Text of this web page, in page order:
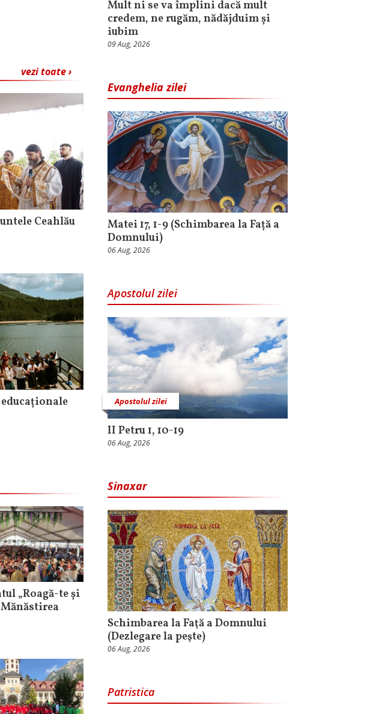
vezi toate ›
Ceahlău
educaționale
„Roagă-te și
Mult ni se va împlini dacă mult
credem, ne rugăm, nădăjduim și
iubim
09 Aug, 2026
Evanghelia zilei
Matei 17, 1-9 (Schimbarea la Față a
Domnului)
06 Aug, 2026
Apostolul zilei
Apostolul zilei
II Petru 1, 10-19
06 Aug, 2026
Sinaxar
Schimbarea la Faţă a Domnului
(Dezlegare la peşte)
06 Aug, 2026
Patristica